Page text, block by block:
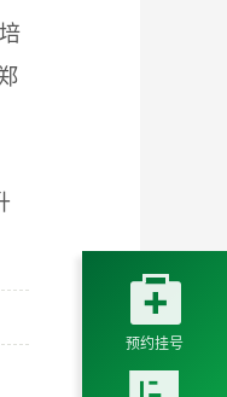

预约挂号